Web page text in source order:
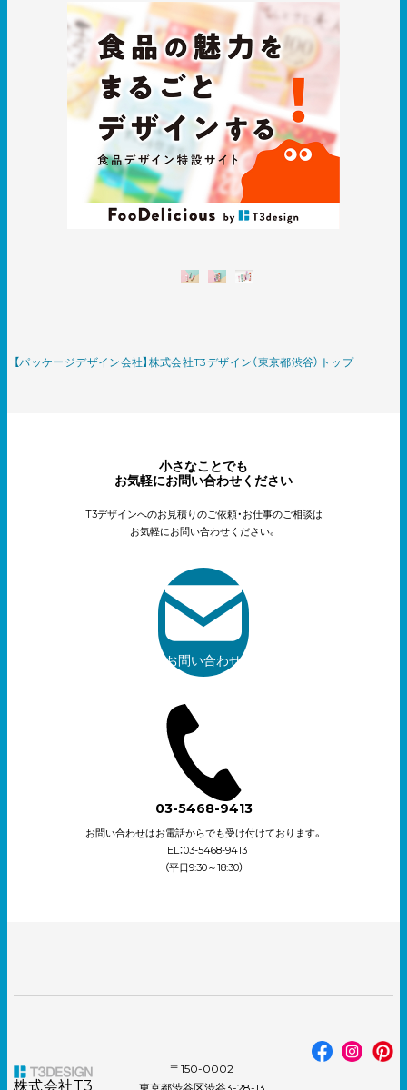
【パッケージデザイン会社】株式会社T3デザイン（東京都渋谷）トップ
小さなことでも
お気軽にお問い合わせください
T3デザインへのお見積りのご依頼・お仕事のご相談は
お気軽にお問い合わせください。
お問い合わせ
03-5468-9413
お問い合わせはお電話からでも受け付けております。
TEL：03-5468-9413
（平日9:30～18:30）
株式会社T3
〒150-0002